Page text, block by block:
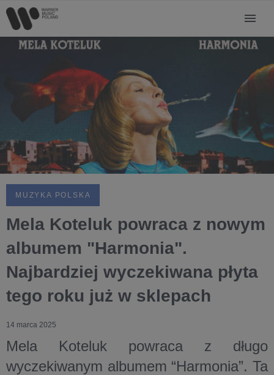
MUZYKA POLSKA
Mela Koteluk powraca z nowym
albumem "Harmonia".
Najbardziej wyczekiwana płyta
tego roku już w sklepach
14 marca 2025
Mela Koteluk powraca z długo
wyczekiwanym albumem “Harmonia”. Ta